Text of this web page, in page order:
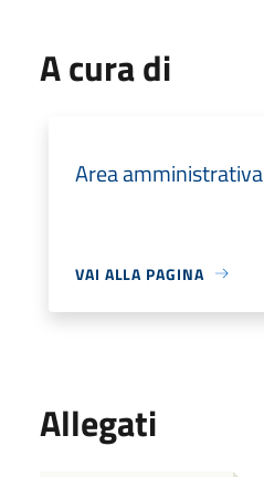
A cura di
Area amministrativa
VAI ALLA PAGINA
Allegati